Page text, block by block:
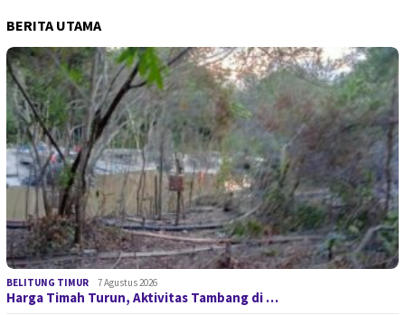
BERITA UTAMA
BELITUNG TIMUR 7 Agustus 2026
Harga Timah Turun, Aktivitas Tambang di …